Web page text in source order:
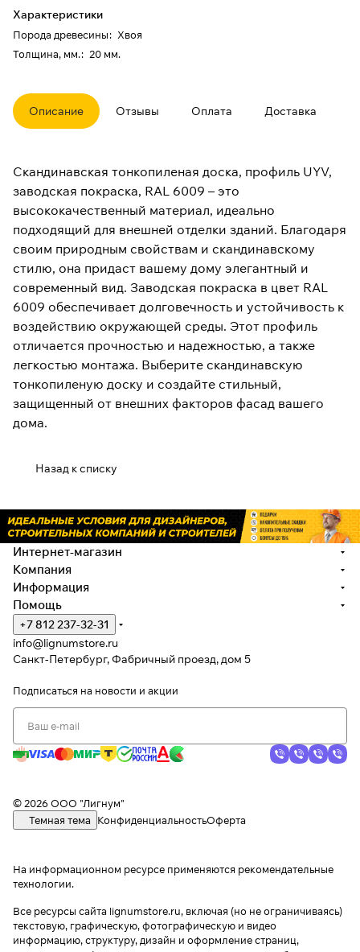
Характеристики
Порода древесины: Хвоя
Толщина, мм.: 20 мм.
Описание Отзывы Оплата Доставка
Скандинавская тонкопиленая доска, профиль UYV,
заводская покраска, RAL 6009 – это
высококачественный материал, идеально
подходящий для внешней отделки зданий. Благодаря
своим природным свойствам и скандинавскому
стилю, она придаст вашему дому элегантный и
современный вид. Заводская покраска в цвет RAL
6009 обеспечивает долговечность и устойчивость к
воздействию окружающей среды. Этот профиль
отличается прочностью и надежностью, а также
легкостью монтажа. Выберите скандинавскую
тонкопиленую доску и создайте стильный,
защищенный от внешних факторов фасад вашего
дома.
Назад к списку
Интернет-магазин
Компания
Информация
Помощь
+7 812 237-32-31
info@lignumstore.ru
Санкт-Петербург, Фабричный проезд, дом 5
Подписаться на новости и акции
© 2026 ООО "Лигнум"
Темная тема
КонфиденциальностьОферта
На информационном ресурсе применяются рекомендательные
технологии.
Все ресурсы сайта lignumstore.ru, включая (но не ограничиваясь)
текстовую, графическую, фотографическую и видео
информацию, структуру, дизайн и оформление страниц,